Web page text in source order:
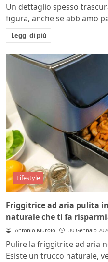
Un dettaglio spesso
figura, anche se abbiamo
Leggi di più
Lifestyle
Friggitrice ad aria pulita
naturale che ti fa
Antonio Murolo 30 Gennaio
Pulire la friggitrice ad aria
Esiste un trucco naturale,